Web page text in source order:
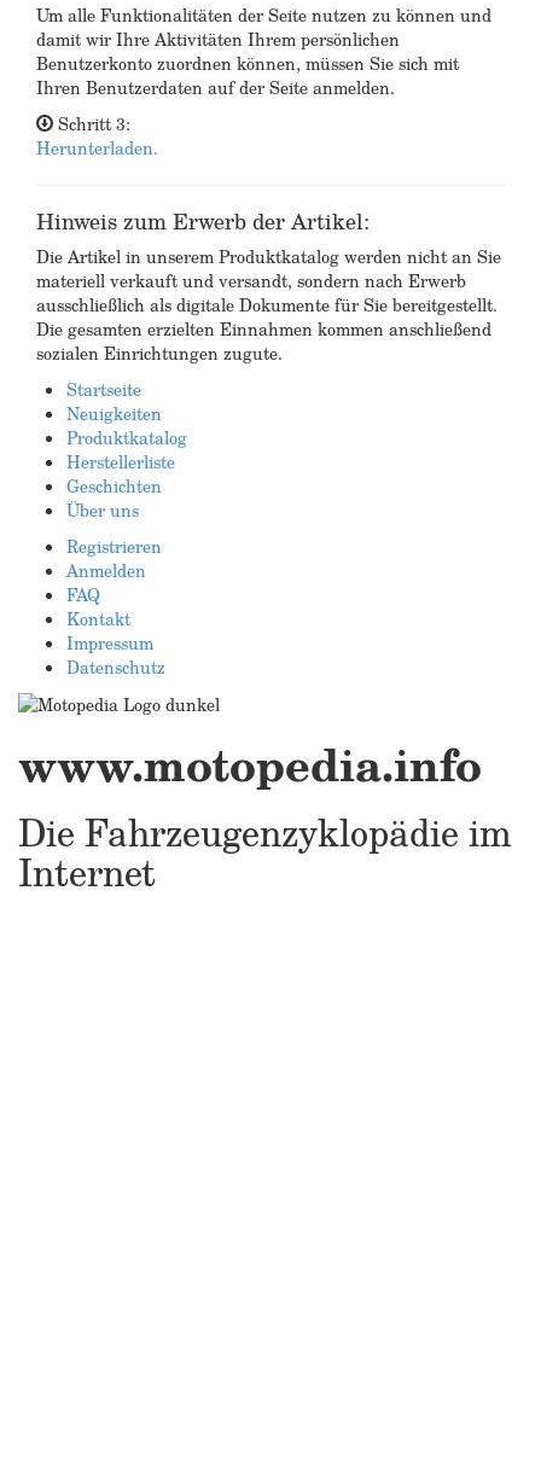
Um alle Funktionalitäten der Seite nutzen zu können und
damit wir Ihre Aktivitäten Ihrem persönlichen
Benutzerkonto zuordnen können, müssen Sie sich mit
Ihren Benutzerdaten auf der Seite anmelden.
Schritt 3:
Herunterladen.
Hinweis zum Erwerb der Artikel:
Die Artikel in unserem Produktkatalog werden nicht an Sie
materiell verkauft und versandt, sondern nach Erwerb
ausschließlich als digitale Dokumente für Sie bereitgestellt.
Die gesamten erzielten Einnahmen kommen anschließend
sozialen Einrichtungen zugute.
Startseite
Neuigkeiten
Produktkatalog
Herstellerliste
Geschichten
Über uns
Registrieren
Anmelden
FAQ
Kontakt
Impressum
Datenschutz
www.motopedia.info
Die Fahrzeugenzyklopädie im
Internet